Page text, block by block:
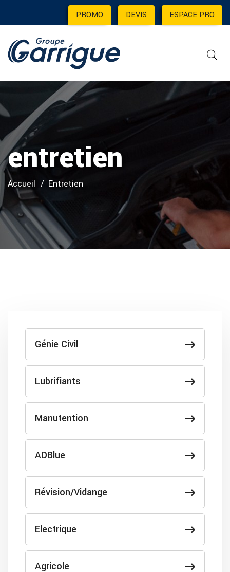
PROMO | DEVIS | ESPACE PRO
entretien
Accueil Entretien
Génie Civil
Lubrifiants
Manutention
ADBlue
Révision/Vidange
Electrique
Agricole